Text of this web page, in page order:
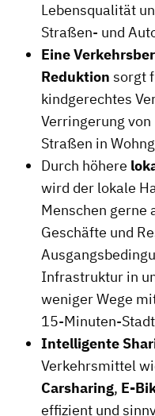
Lebensqualität
Straßen- und
Eine
Reduktion sorgt
kindgerechtes
Verringerung
Straßen in
Durch höhere
wird der lokale
Menschen gerne
Geschäfte und
Infrastruktur in
weniger Wege
15-Minuten-
Intelligente
Verkehrsmittel
Carsharing, E-
effizient und